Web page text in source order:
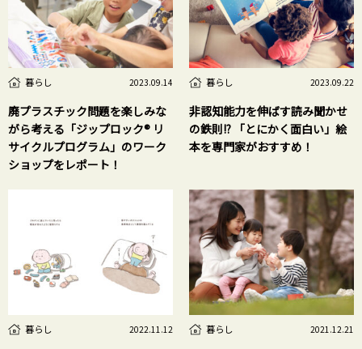
暮らし 2023.09.14
廃プラスチック問題を楽しみな
がら考える「ジップロック® リ
サイクルプログラム」のワーク
ショップをレポート！
暮らし 2023.09.22
非認知能力を伸ばす読み聞かせ
の鉄則!? 「とにかく面白い」絵
本を専門家がおすすめ！
暮らし 2022.11.12 暮らし 2021.12.21